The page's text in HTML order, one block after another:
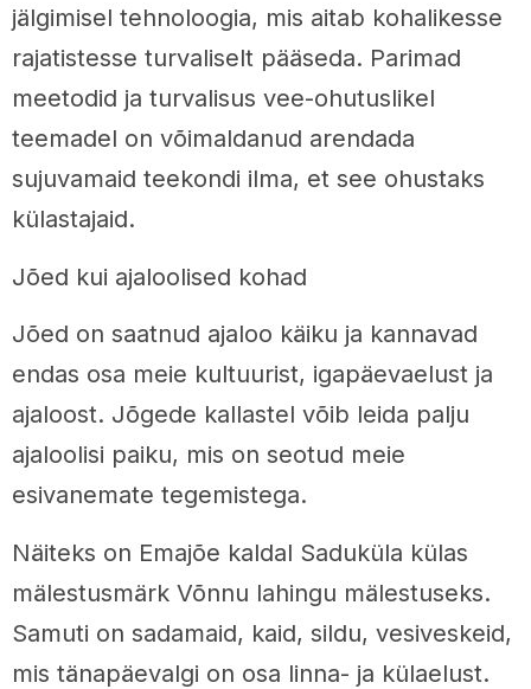
jälgimisel tehnoloogia, mis aitab kohalikesse
rajatistesse turvaliselt pääseda. Parimad
meetodid ja turvalisus vee-ohutuslikel
teemadel on võimaldanud arendada
sujuvamaid teekondi ilma, et see ohustaks
külastajaid.
Jõed kui ajaloolised kohad
Jõed on saatnud ajaloo käiku ja kannavad
endas osa meie kultuurist, igapäevaelust ja
ajaloost. Jõgede kallastel võib leida palju
ajaloolisi paiku, mis on seotud meie
esivanemate tegemistega.
Näiteks on Emajõe kaldal Saduküla külas
mälestusmärk Võnnu lahingu mälestuseks.
Samuti on sadamaid, kaid, sildu, vesiveskeid,
mis tänapäevalgi on osa linna- ja külaelust.